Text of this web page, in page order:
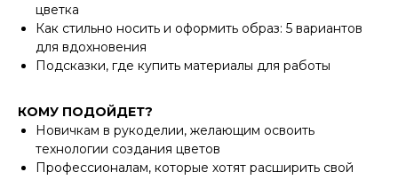
цветка
Как стильно носить и оформить образ: 5 вариантов
для вдохновения
Подсказки, где купить материалы для работы
КОМУ ПОДОЙДЕТ?
Новичкам в рукоделии, желающим освоить
технологии создания цветов
Профессионалам, которые хотят расширить свой